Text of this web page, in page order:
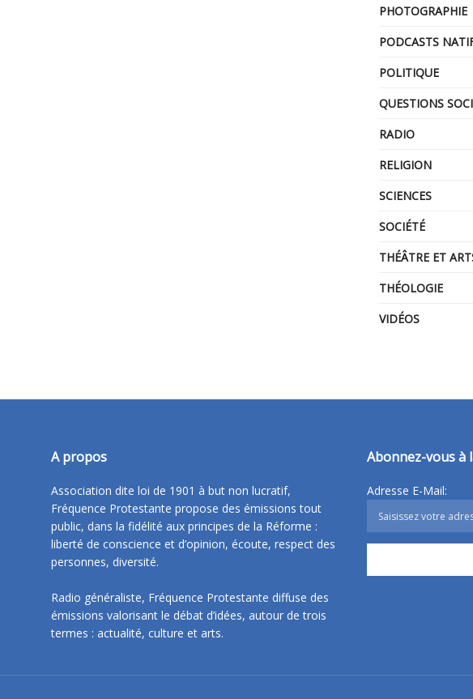
PHOTOGRAPHIE
PODCASTS
POLITIQUE
QUESTIONS
RADIO
RELIGION
SCIENCES
SOCIÉTÉ
THÉÂTRE ET
THÉOLOGIE
VIDÉOS
A propos
Association dite loi de 1901 à but non lucratif,
Fréquence Protestante propose des émissions tout
public, dans la fidélité aux principes de la Réforme :
liberté de conscience et d’opinion, écoute, respect des
personnes, diversité.
Radio généraliste, Fréquence Protestante diffuse des
émissions valorisant le débat d’idées, autour de trois
termes : actualité, culture et arts.
Abonnez-vous à
Adresse E-Mail: